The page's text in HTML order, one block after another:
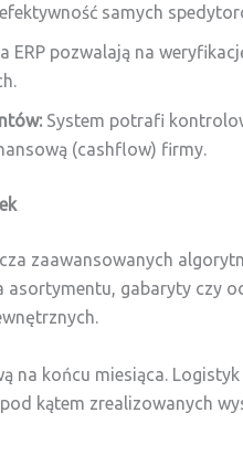
samych
ERP pozwalają na
System potrafi
(cashflow) firmy.
zaawansowanych
gabaryty czy
na końcu miesiąca.
kątem zrealizowanych